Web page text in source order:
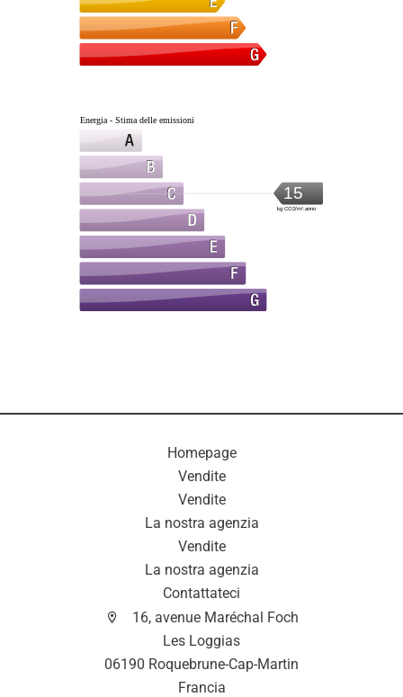
Energia - Stima delle emissioni
15
kg CO2/m².anno
Homepage
Vendite
Vendite
La nostra agenzia
Vendite
La nostra agenzia
Contattateci
16, avenue Maréchal Foch
Les Loggias
06190 Roquebrune-Cap-Martin
Francia